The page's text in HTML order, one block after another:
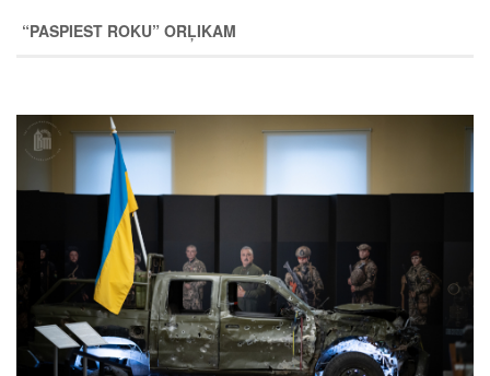
“PASPIEST ROKU” ORĻIKAM
Image